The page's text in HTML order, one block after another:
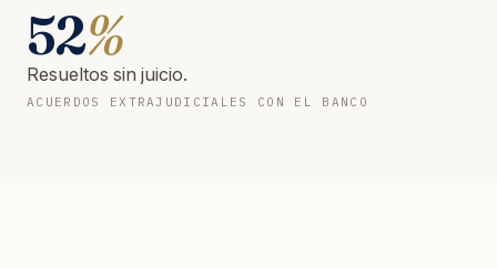
52%
Resueltos sin juicio.
ACUERDOS EXTRAJUDICIALES CON EL BANCO